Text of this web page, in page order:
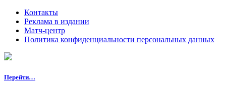
Контакты
Реклама в издании
Матч-центр
Политика конфиденциальности персональных данных
Перейти…